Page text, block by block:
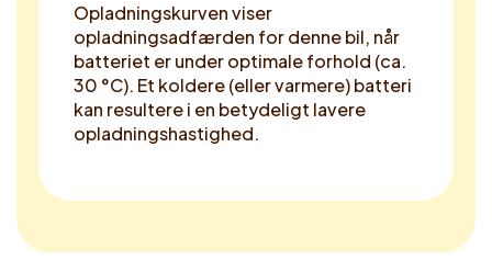
Opladningskurven viser
opladningsadfærden for denne bil, når
batteriet er under optimale forhold (ca.
30 °C). Et koldere (eller varmere) batteri
kan resultere i en betydeligt lavere
opladningshastighed.